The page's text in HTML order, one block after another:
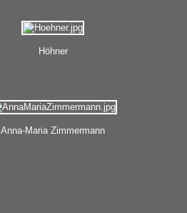
Höhner
Anna-Maria Zimmermann